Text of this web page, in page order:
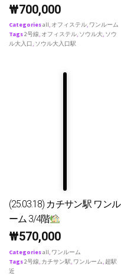
₩700,000
Categoriesall, オフィステル, ワンルーム
Tags2号線, オフィステル, ソウル大, ソウ
ル大入口, ソウル大入口駅
(25.03.18) カチサン駅 ワンル
ーム 3/4階
₩570,000
Categoriesall, ワンルーム
Tags2号線, カチサン駅, ワンルーム, 超駅
近